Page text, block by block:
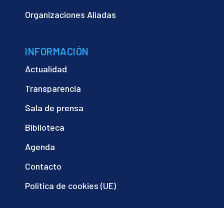
Organizaciones Aliadas
INFORMACIÓN
Actualidad
Transparencia
Sala de prensa
Biblioteca
Agenda
Contacto
Política de cookies (UE)